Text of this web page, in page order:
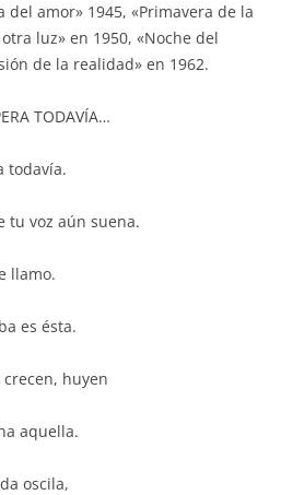
del amor» 1945, «Primavera de la
luz» en 1950, «Noche del
de la realidad» en 1962.
TODAVÍA…
todavía.
tu voz aún suena.
llamo.
es ésta.
huyen
aquella.
oscila,